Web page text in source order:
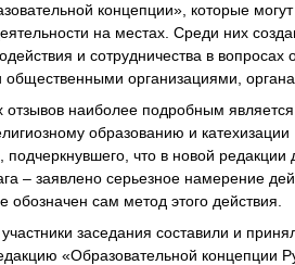
концепции», которые могут
на местах. Среди них
и сотрудничества в вопросах
организациями,
отзывов наиболее подробным
образованию и
подчеркнувшего, что в новой
– заявлено серьезное намерение
обозначен сам метод этого действия.
заседания составили и
«Образовательной концепции